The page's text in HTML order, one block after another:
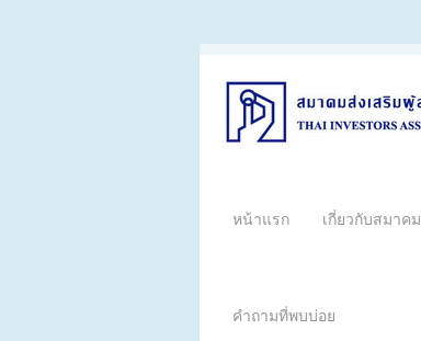
หน้าแรก เกี่ยวกับสมาคม
คำถามที่พบบ่อย